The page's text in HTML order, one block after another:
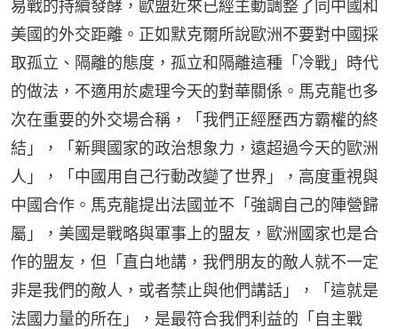
易戰的持續發酵，歐盟近來已經主動調整了同中國和
美國的外交距離。正如默克爾所說歐洲不要對中國採
取孤立、隔離的態度，孤立和隔離這種「冷戰」時代
的做法，不適用於處理今天的對華關係。馬克龍也多
次在重要的外交場合稱，「我們正經歷西方霸權的終
結」，「新興國家的政治想象力，遠超過今天的歐洲
人」，「中國用自己行動改變了世界」，高度重視與
中國合作。馬克龍提出法國並不「強調自己的陣營歸
屬」，美國是戰略與軍事上的盟友，歐洲國家也是合
作的盟友，但「直白地講，我們朋友的敵人就不一定
非是我們的敵人，或者禁止與他們講話」，「這就是
法國力量的所在」，是最符合我們利益的「自主戰